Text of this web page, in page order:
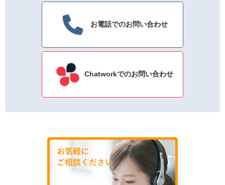
お電話でのお問い合わせ
Chatworkでのお問い合わせ